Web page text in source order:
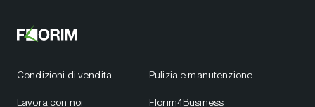
Condizioni di vendita
Lavora con noi
Pulizia e manutenzione
Florim4Business